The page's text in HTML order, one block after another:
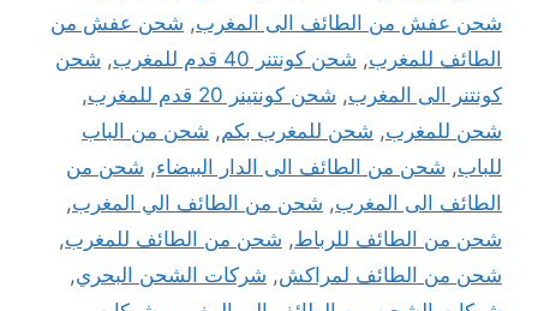
شحن عفش من الطائف الى المغرب, شحن عفش من
الطائف للمغرب, شحن كونتنر 40 قدم للمغرب , شحن
كونتنر الى المغرب, شحن كونتينر 20 قدم للمغرب
,
شحن للمغرب, شحن للمغرب بكم, شحن من الباب
للباب, شحن من الطائف الى الدار البيضاء, شحن من
الطائف الى المغرب, شحن من الطائف الي المغرب,
شحن من الطائف للرباط, شحن من الطائف للمغرب,
شحن من الطائف لمراكش, شركات الشحن البحري,